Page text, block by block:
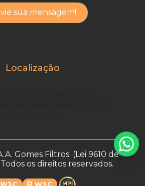
sua mensagem!
Localização
Gomes Filtros. (Lei 9610 de
os direitos reservados.
W3C W3C